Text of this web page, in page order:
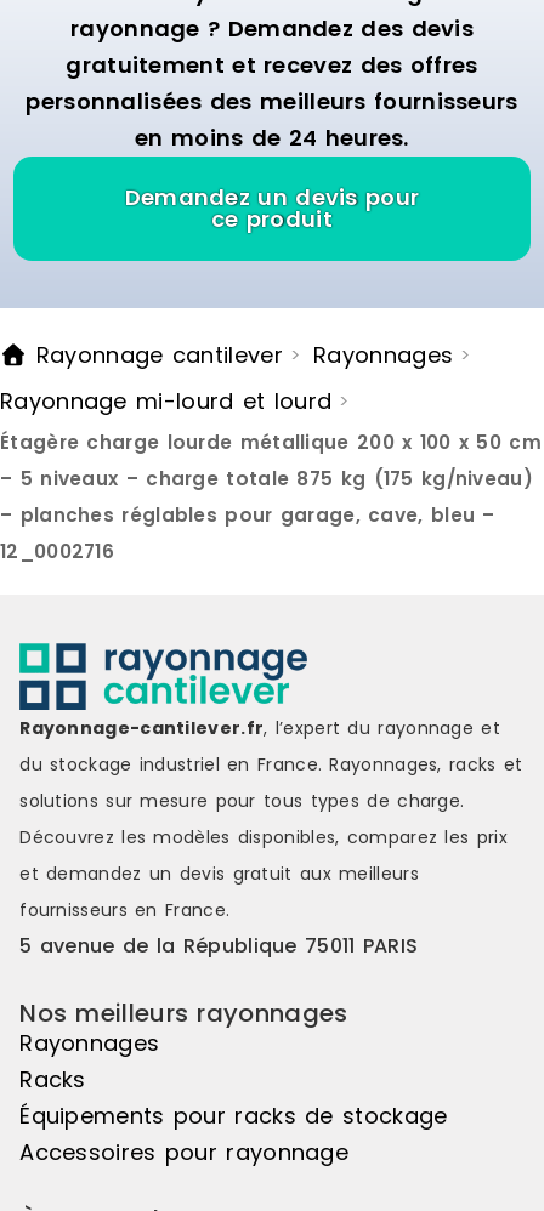
niveau. Ce systeme de rangement
est ideal pour entreposer outils,
machines, pneus auto ou
provisions lourdes.Le montage s
effectue facilement grace au
systeme d emboitement ingenieux,
sans necessiter d outils. Les
niveaux sont ajustables en hauteur
pour s adapter a vos besoins de
stockage. Des patins integres
protegent votre sol contre les
pour une utilisation dans des
garages, ateliers ou espaces de
securite optimales, il est
recommande de la fixer
egalement au mur. Marque : CLP
Couleur : silver Matière : metal
Délai de livraison : 7-8 jours
ouvrés
10
profondeur
:
11.88 €
jours ouvrés
rayonnage ? Demandez des devis
gratuitement et recevez des offres
personnalisées des meilleurs fournisseurs
en moins de 24 heures.
Demandez un devis pour
ce produit
Rayonnage cantilever > Rayonnages >
Rayonnage mi-lourd et lourd >
Étagère charge lourde métallique 200 x 100 x 50 cm
– 5 niveaux – charge totale 875 kg (175 kg/niveau)
– planches réglables pour garage, cave, bleu –
12_0002716
Rayonnage-cantilever.fr, l’expert du rayonnage et
du stockage industriel en France. Rayonnages, racks et
solutions sur mesure pour tous types de charge.
Découvrez les modèles disponibles, comparez les prix
et demandez un devis gratuit aux meilleurs
fournisseurs en France.
5 avenue de la République 75011 PARIS
Nos meilleurs rayonnages
Rayonnages
Racks
Équipements pour racks de stockage
Accessoires pour rayonnage